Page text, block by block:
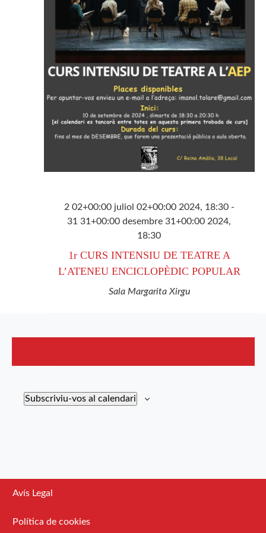
2 02+00:00 juliol 02+00:00 2024, 18:30-
31 31+00:00 desembre 31+00:00 2024,
18:30
1r CURS INTENSIU DE TEATRE A
L’ATENEU ENCICLOPÈDIC POPULAR
Sala Margarita Xirgu
Subscriviu-vos al calendari
Avís Legal
Política de cookies